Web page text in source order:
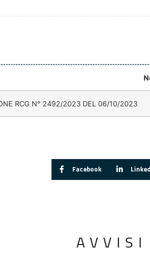
RCG N° 2492/2023 DEL 06/10/2023
Facebook